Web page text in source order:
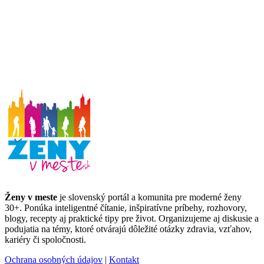
Ženy v meste je slovenský portál a komunita pre moderné ženy
30+. Ponúka inteligentné čítanie, inšpiratívne príbehy, rozhovory,
blogy, recepty aj praktické tipy pre život. Organizujeme aj diskusie a
podujatia na témy, ktoré otvárajú dôležité otázky zdravia, vzťahov,
kariéry či spoločnosti.
Ochrana osobných údajov
Kontakt